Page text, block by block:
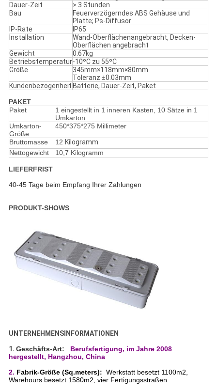
Dauer-Zeit
> 3 Stunden
Bau
Feuerverzögerndes ABS Gehäuse und
Platte; Ps-Diffusor
IP-Rate
IP65
Installation
Wand-Oberflächenangebracht, Decken-
Oberflächen angebracht
Gewicht
0.67kg
Betriebstemperatur-10ºC zu 55ºC
Größe
345mm×118mm×80mm
Toleranz ±0.03mm
Kundenbezogenheit Batterie, Dauer-Zeit, Paket
PAKET
Paket
1 eingestellt in 1 inneren Kasten, 10 Sätze in 1
Umkarton
Umkarton-
Größe
450*375*275 Millimeter
Bruttomasse 12 Kilogramm
Nettogewicht
10,7 Kilogramm
LIEFERFRIST
40-45 Tage beim Empfang Ihrer Zahlungen
PRODUKT-SHOWS
UNTERNEHMENSINFORMATIONEN
1. Geschäfts-Art: Berufsfertigung, im Jahre 2008
hergestellt, Hangzhou, China
2. Fabrik-Größe (Sq.meters): Werkstatt besetzt 1100m2,
Warehours besetzt 1580m2, vier Fertigungsstraßen